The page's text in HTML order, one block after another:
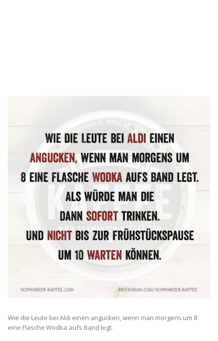
Wie die Leute bei Aldi einen angucken, wenn man morgens um 8
eine Flasche Wodka aufs Band legt.